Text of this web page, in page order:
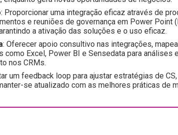
: Proporcionar uma integração eficaz através de
e reuniões de governança em Power Point
a ativação das soluções e o uso eficaz.
: Oferecer apoio consultivo nas integrações,
Excel, Power BI e Sensedata para análises
nos CRMs.
um feedback loop para ajustar estratégias de
se atualizado com as melhores práticas de